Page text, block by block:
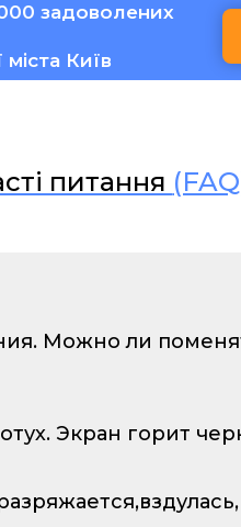
задоволених
міста Київ
питання
Можно ли
Экран горит